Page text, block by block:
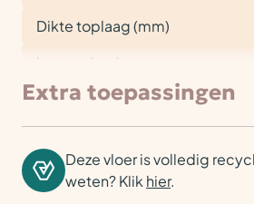
Dikte toplaag (mm)
Lengte (cm)
Extra toepassingen
Deze vloer is volledig
weten? Klik hier.